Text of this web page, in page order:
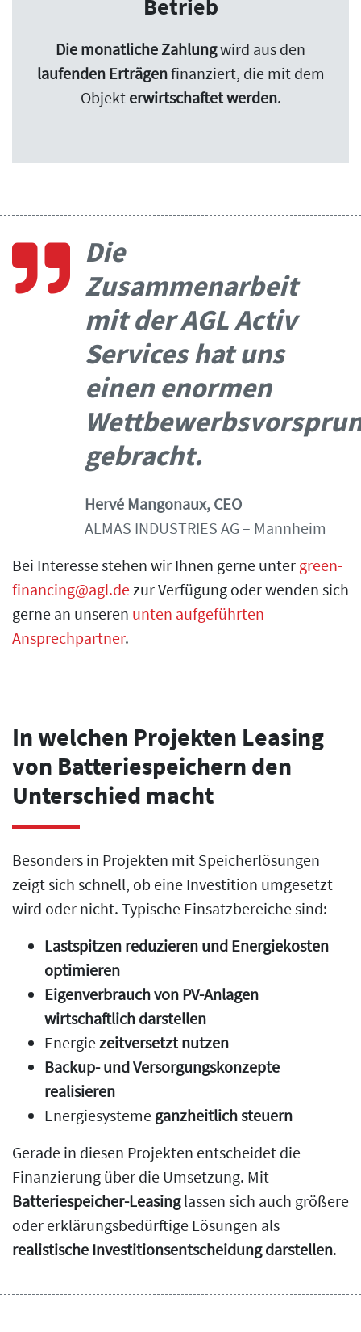
Betrieb
Die monatliche Zahlungwird aus den
laufenden Erträgenfinanziert, die mit dem
Objekt erwirtschaftet werden.
Die
Zusammenarbeit
mit der AGL Activ
Services hat uns
einen enormen
gebracht.
Hervé Mangonaux, CEO
ALMAS INDUSTRIES AG – Mannheim
Bei Interesse stehen wir Ihnen gerne unter green-
financing@agl.dezur Verfügung oder wenden sich
gerne an unseren unten aufgeführten
Ansprechpartner.
In welchen Projekten Leasing
von Batteriespeichern den
Unterschied macht
Besonders in Projekten mit Speicherlösungen
zeigt sich schnell, ob eine Investition umgesetzt
wird oder nicht. Typische Einsatzbereiche sind:
Lastspitzen reduzieren und Energiekosten
optimieren
Eigenverbrauch von PV-Anlagen
wirtschaftlich darstellen
Energiezeitversetzt nutzen
Backup- und Versorgungskonzepte
realisieren
Energiesysteme ganzheitlich steuern
Gerade in diesen Projekten entscheidet die
Finanzierung über die Umsetzung. Mit
Batteriespeicher-Leasinglassen sich auch größere
oder erklärungsbedürftige Lösungen als
realistische Investitionsentscheidung darstellen.